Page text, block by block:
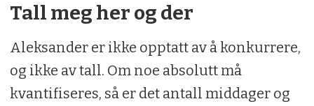
Tall meg her og der
Aleksander er ikke opptatt av å konkurrere,
og ikke av tall. Om noe absolutt må
kvantifiseres, så er det antall middager og